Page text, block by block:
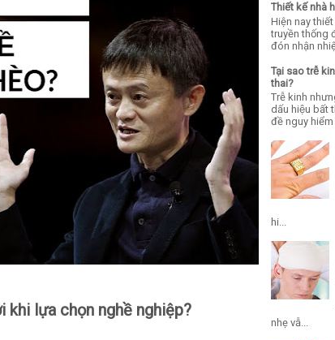
lựa chọn nghề nghiệp?
Thiết kế nhà
Hiện nay
truyền thống
đón nhận
Tại sao trễ
thai?
Trễ kinh
dấu hiệu bất
đề nguy
hi...
nhẹ vẫ...